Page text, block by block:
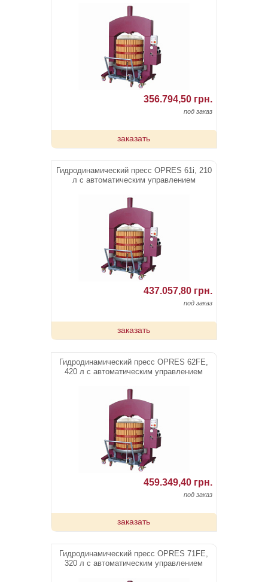
356.794,50 грн.
под заказ
заказать
Гидродинамический пресс OPRES 61i, 210
л c автоматическим управлением
437.057,80 грн.
под заказ
заказать
Гидродинамический пресс OPRES 62FE,
420 л c автоматическим управлением
459.349,40 грн.
под заказ
заказать
Гидродинамический пресс OPRES 71FE,
320 л c автоматическим управлением